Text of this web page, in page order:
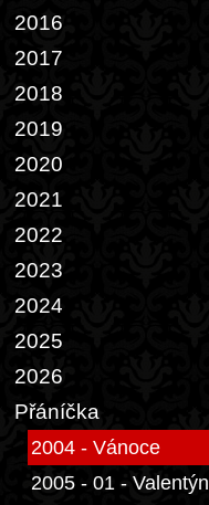
2016
2017
2018
2019
2020
2021
2022
2023
2024
2025
2026
Přáníčka
2004 - Vánoce
2005 - 01 - Valentýn